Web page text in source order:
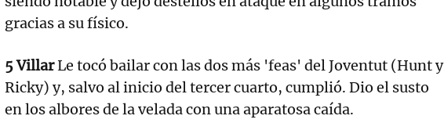
gracias a su físico.
5 VillarLe tocó bailar con las dos más 'feas' del Joventut (Hunt y
Ricky) y, salvo al inicio del tercer cuarto, cumplió. Dio el susto
en los albores de la velada con una aparatosa caída.